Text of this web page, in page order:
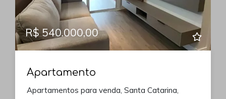
R$ 540.000,00
Apartamento
Apartamentos para venda, Santa Catarina,